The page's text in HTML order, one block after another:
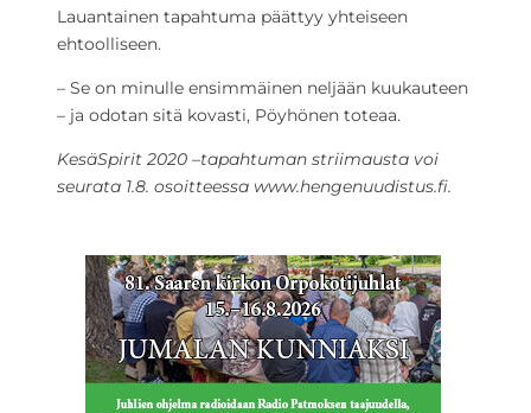
Lauantainen tapahtuma päättyy yhteiseen
ehtoolliseen.
– Se on minulle ensimmäinen neljään kuukauteen
– ja odotan sitä kovasti, Pöyhönen toteaa.
KesäSpirit 2020 –tapahtuman striimausta voi
seurata 1.8. osoitteessa www.hengenuudistus.fi.